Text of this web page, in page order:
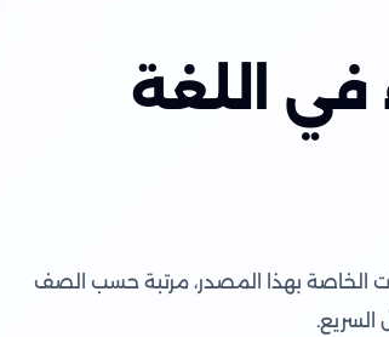
اللغة
الخاصة بهذا المصدر، مرتبة حسب الصف
السريع.